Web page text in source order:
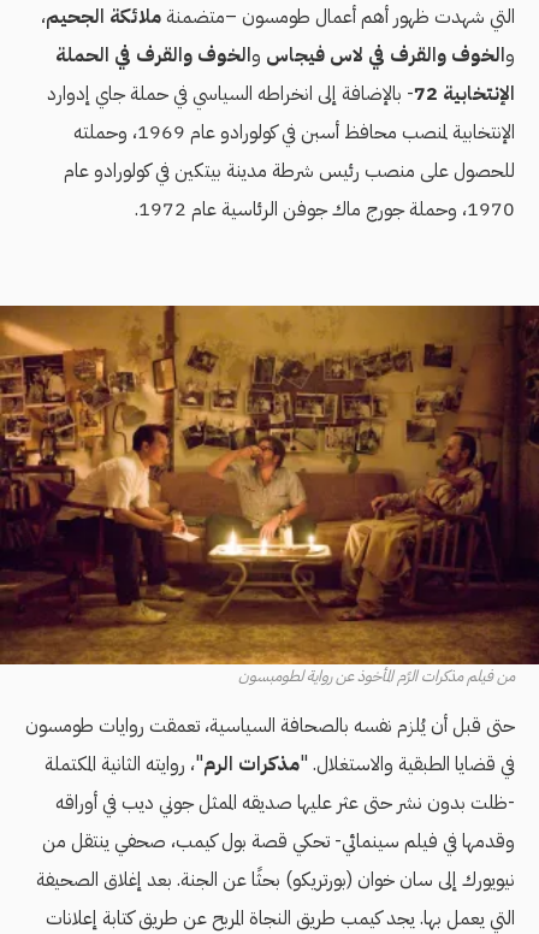
التي شهدت ظهور أهم أعمال طومسون –متضمنة ملائكة الجحيم،
والخوف والقرف في لاس فيجاس والخوف والقرف في الحملة
الإنتخابية 72
- بالإضافة إلى انخراطه السياسي في حملة جاي إدوارد
الإنتخابية لمنصب محافظ أسبن في كولورادو عام 1969، وحملته
للحصول على منصب رئيس شرطة مدينة بيتكين في كولورادو عام
1970، وحملة جورج ماك جوفن الرئاسية عام 1972.
من فيلم مذكرات الرًم المأخوذ عن رواية لطومبسون
حتى قبل أن يُلزم نفسه بالصحافة السياسية، تعمقت روايات طومسون
في قضايا الطبقية والاستغلال. "مذكرات الرم"، روايته الثانية المكتملة
-ظلت بدون نشر حتى عثر عليها صديقه الممثل جوني ديب في أوراقه
وقدمها في فيلم سينمائي- تحكي قصة بول كيمب، صحفي ينتقل من
نيويورك إلى سان خوان (بورتريكو) بحثًا عن الجنة. بعد إغلاق الصحيفة
التي يعمل بها. يجد كيمب طريق النجاة المربح عن طريق كتابة إعلانات